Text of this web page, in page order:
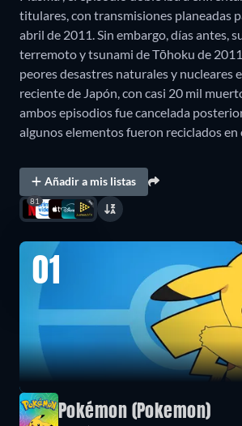
titulares, con transmisiones planeadas
abril de 2011. Sin embargo, días antes,
terremoto y tsunami de Tōhoku de
peores desastres naturales y nucleares
reciente de Japón, con casi 20 mil
ambos episodios fue cancelada
algunos elementos fueron reciclados en
Añadir a mis listas
81
01
Pokémon (Pokemon)